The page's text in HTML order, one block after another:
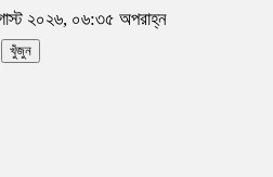
২০২৬, ০৬:৩৫ অপরাহ্ন
খুঁজুন